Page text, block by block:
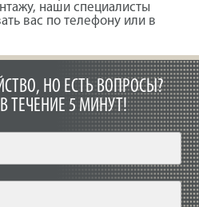
наши специалисты
вас по телефону или в
НО ЕСТЬ ВОПРОСЫ?
ТЕЧЕНИЕ 5 МИНУТ!